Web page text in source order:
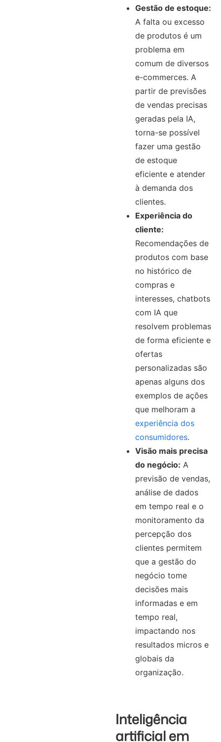
Gestão de estoque:
A falta ou excesso
de produtos é um
problema em
comum de diversos
e-commerces. A
partir de previsões
de vendas precisas
geradas pela IA,
torna-se possível
fazer uma gestão
de estoque
eficiente e atender
à demanda dos
clientes.
Experiência do
cliente:
Recomendações de
produtos com base
no histórico de
compras e
interesses, chatbots
com IA que
resolvem problemas
de forma eficiente e
ofertas
personalizadas são
apenas alguns dos
exemplos de ações
que melhoram a
experiência dos
consumidores.
Visão mais precisa
do negócio: A
previsão de vendas,
análise de dados
em tempo real e o
monitoramento da
percepção dos
clientes permitem
que a gestão do
negócio tome
decisões mais
informadas e em
tempo real,
impactando nos
resultados micros e
globais da
organização.
Inteligência
artificial em